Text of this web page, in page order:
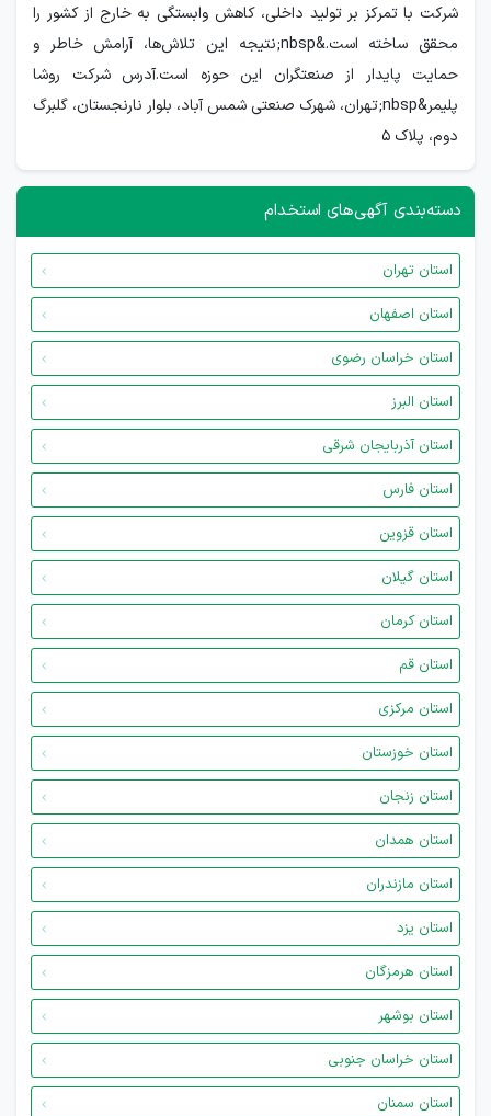
شرکت با تمرکز بر تولید داخلی، کاهش وابستگی به خارج از کشور را
محقق ساخته است.&nbsp;نتیجه این تلاش‌ها، آرامش خاطر و
حمایت پایدار از صنعتگران این حوزه است.آدرس شرکت روشا
پلیمر&nbsp;تهران، شهرک صنعتی شمس آباد، بلوار نارنجستان، گلبرگ
دوم، پلاک ۵
دسته‌بندی آگهی‌های استخدام
استان تهران
استان اصفهان
استان خراسان رضوی
استان البرز
استان آذربایجان شرقی
استان فارس
استان قزوین
استان گیلان
استان کرمان
استان قم
استان مرکزی
استان خوزستان
استان زنجان
استان همدان
استان مازندران
استان یزد
استان هرمزگان
استان بوشهر
استان خراسان جنوبی
استان سمنان